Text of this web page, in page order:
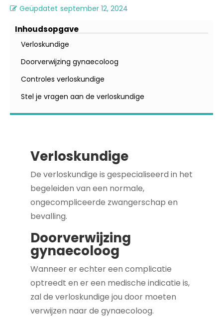
Geüpdatet september 12, 2024
Inhoudsopgave
Verloskundige
Doorverwijzing gynaecoloog
Controles verloskundige
Stel je vragen aan de verloskundige
Verloskundige
De verloskundige is gespecialiseerd in het
begeleiden van een normale,
ongecompliceerde zwangerschap en
bevalling.
Doorverwijzing
gynaecoloog
Wanneer er echter een complicatie
optreedt en er een medische indicatie is,
zal de verloskundige jou door moeten
verwijzen naar de gynaecoloog.